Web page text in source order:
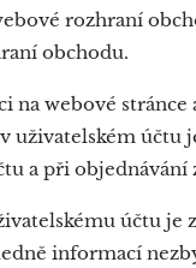
rozhraní
obchodu.
na webové
uživatelském
a při
účtu je
informací